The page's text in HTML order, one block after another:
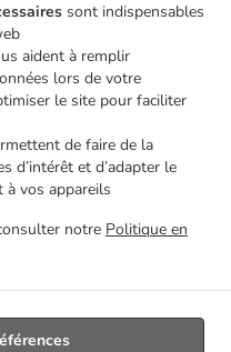
sont indispensables
aident à remplir
lors de votre
le site pour faciliter
de faire de la
d’intérêt et d’adapter le
à vos appareils
notre Politique en
Villers Heppignies . Pizza Service de
livraison Les Bons Villers
livraison Gerpinnes Acoz
Farciennes Fleurus . Pizza Service de
livraison Farciennes Châtelineau
livraison Fontaine-l'Évêque Fontaine-
Leernes
Pizza Service de livraison
de livraison Thuin . Pizza Service de